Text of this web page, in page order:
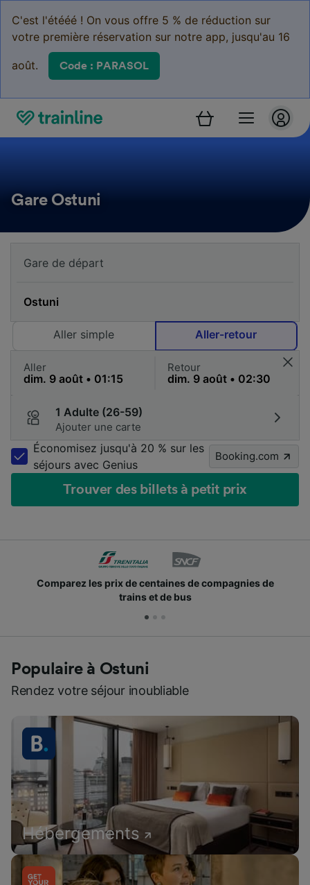
C'est l'étééé ! On vous offre 5 % de réduction sur
votre première réservation sur notre app, jusqu'au 16
août. Code : PARASOL
Gare Ostuni
Aller simple Aller-retour
Aller Retour
1 Adulte (26-59)
Ajouter une carte
Économisez jusqu'à 20 % sur les
séjours avec Genius
Booking.com
Trouver des billets à petit prix
prix de centaines de compagnies de
Des millions
Populaire à Ostuni
Rendez votre séjour inoubliable
Hébergements